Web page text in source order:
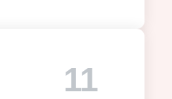
11